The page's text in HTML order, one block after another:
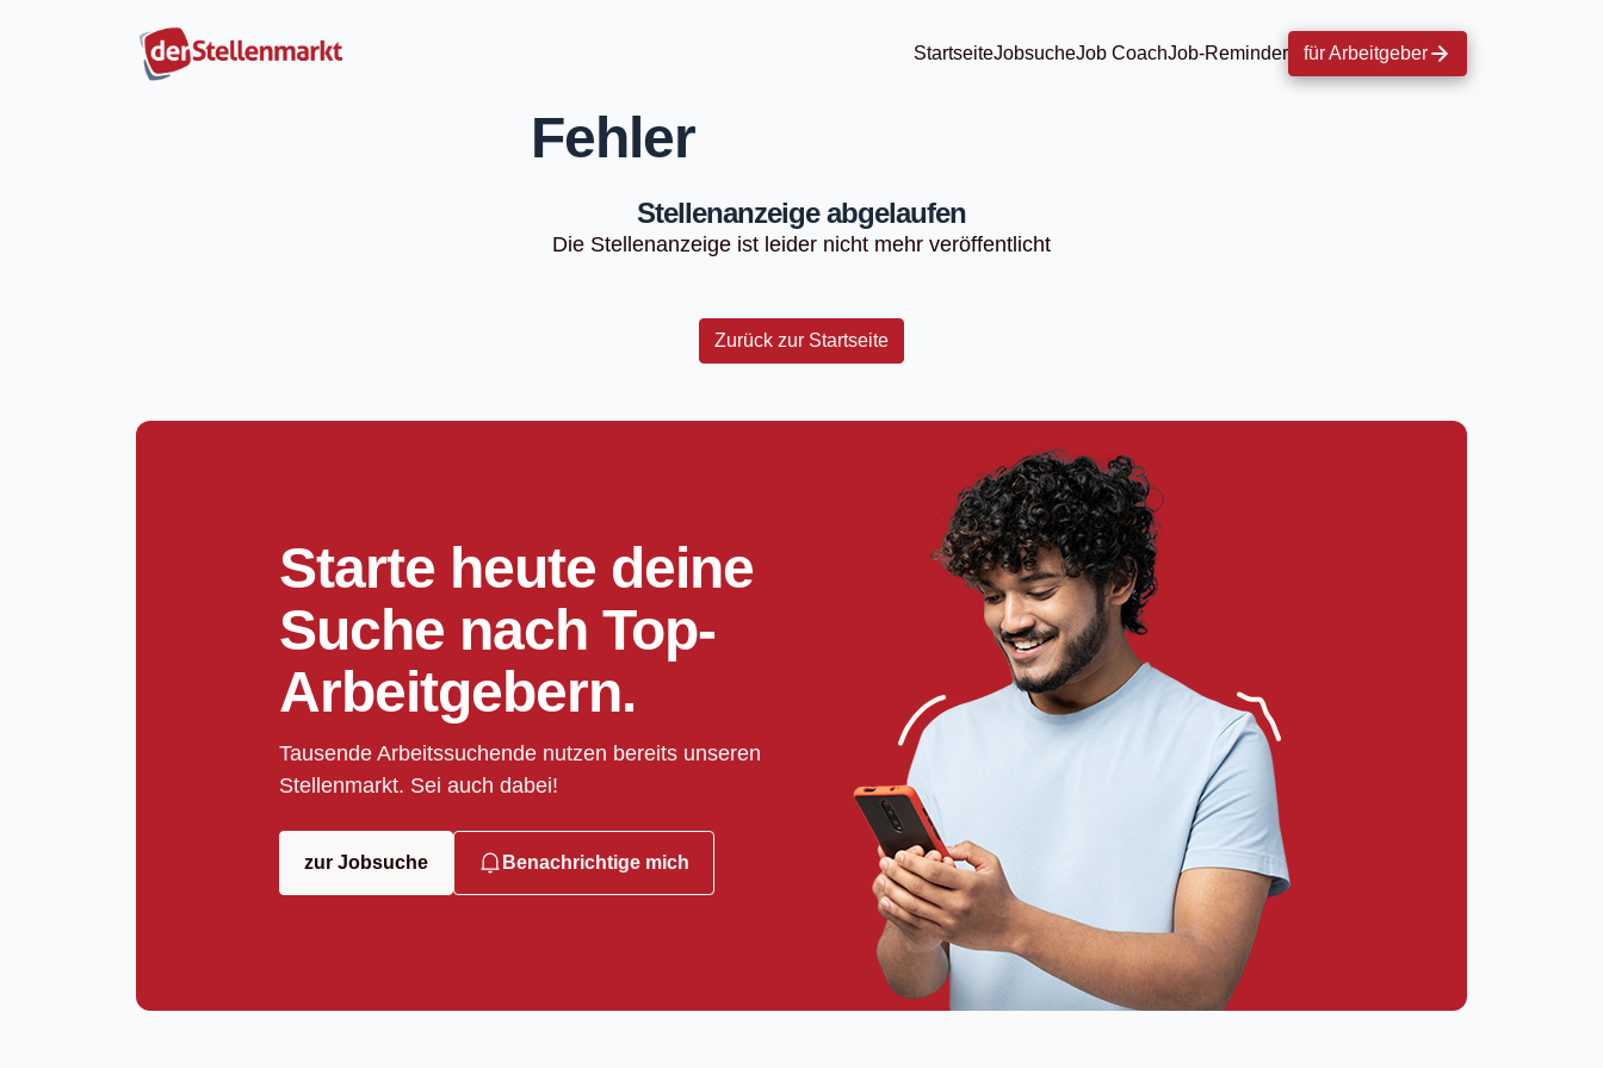
StartseiteJobsucheJob CoachJob-Reminder für Arbeitgeber
Fehler
Stellenanzeige abgelaufen
Die Stellenanzeige ist leider nicht mehr veröffentlicht
Zurück zur Startseite
Starte heute deine
Suche nach Top-
Arbeitgebern.
Tausende Arbeitssuchende nutzen bereits unseren
Stellenmarkt. Sei auch dabei!
zur Jobsuche Benachrichtige mich